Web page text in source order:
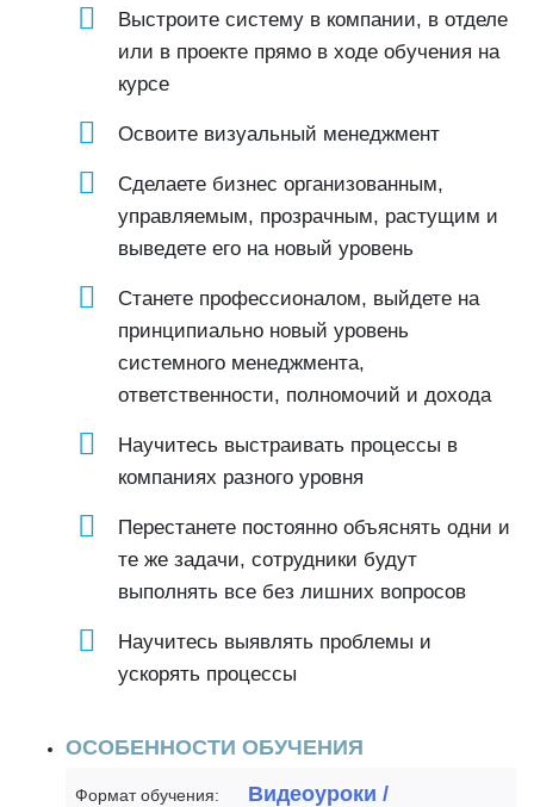
Выстроите систему в компании, в отделе
или в проекте прямо в ходе обучения на
курсе
Освоите визуальный менеджмент
Сделаете бизнес организованным,
управляемым, прозрачным, растущим и
выведете его на новый уровень
Станете профессионалом, выйдете на
принципиально новый уровень
системного менеджмента,
ответственности, полномочий и дохода
Научитесь выстраивать процессы в
компаниях разного уровня
Перестанете постоянно объяснять одни и
те же задачи, сотрудники будут
выполнять все без лишних вопросов
Научитесь выявлять проблемы и
ускорять процессы
ОСОБЕННОСТИ ОБУЧЕНИЯ
Формат обучения:
Видеоуроки /